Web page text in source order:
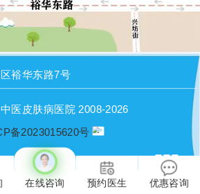
裕华东路7号
医皮肤病医院 2008-2026
备2023015620号
在线咨询
17531148680（微信同步）进行咨询
预约医生 优惠咨询